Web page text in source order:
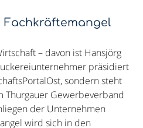
Fachkräftemangel
– davon ist Hansjörg
präsidiert
sondern steht
Thurgauer Gewerbeverband
der Unternehmen
wird sich in den